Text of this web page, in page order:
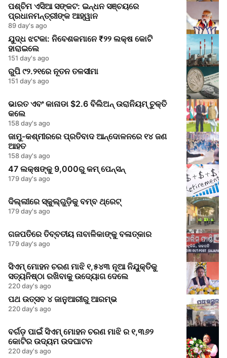
ପଶ୍ଚିମ ଏସିଆ ସଙ୍କଟ: ଇନ୍ଧନ ସଞ୍ଚୟରେ
ପ୍ରଧାନମନ୍ତ୍ରୀଙ୍କ ଆହ୍ୱାନ
89 day's ago
ଯୁଦ୍ଧ ଝଟକା: ନିବେଶକମାନେ ₹୨୨ ଲକ୍ଷ କୋଟି
ହାରାଇଲେ
151 day's ago
ରୁପି ୯୨.୨୧ରେ ନୂତନ ତଳସୀମା
151 day's ago
ଭାରତ ଏବଂ କାନାଡା $2.6 ବିଲିଅନ୍ ଉରାନିୟମ୍ ଚୁକ୍ତି
କଲେ
158 day's ago
ଜାମୁ-କଶ୍ମୀରରେ ପ୍ରତିବାଦ ଆନ୍ଦୋଳନରେ ୧୪ ଜଣ
ଆହତ
158 day's ago
47 ଲକ୍ଷଙ୍କୁ 9,000ରୁ କମ୍ ପେନ୍ସନ୍
179 day's ago
ଦିଲ୍ଲୀରେ ସ୍କୁଲ୍‌ଗୁଡ଼ିକୁ ବମ୍ବ ଥ୍ରେଟ୍
179 day's ago
ଗଜପତିରେ ତିବ୍ବତୀୟ ନାବାଳିକାଙ୍କୁ ବଳାତ୍କାର
179 day's ago
ସିଏମ୍ ମୋହନ ଚରଣ ମାଝି ୧,୫୪୩ ନୂଆ ନିଯୁକ୍ତିକୁ
ସତ୍ୟନିଷ୍ଠା ରଖିବାକୁ ଉଦ୍ୟୋଗ ଦେଲେ
220 day's ago
ପଥ ଉତ୍ସବ ୪ ଜାନୁଆରୀରୁ ଆରମ୍ଭ
220 day's ago
ବର୍ଗଡ଼ ପାଇଁ ସିଏମ୍ ମୋହନ ଚରଣ ମାଝି ର ୧,୩୬୨
କୋଟିର ଉଦ୍ୟମ ଉଦଘାଟନ
220 day's ago